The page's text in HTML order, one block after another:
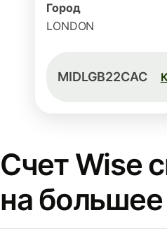
Город
LONDON
MIDLGB22CAC
Счет Wise
на большее